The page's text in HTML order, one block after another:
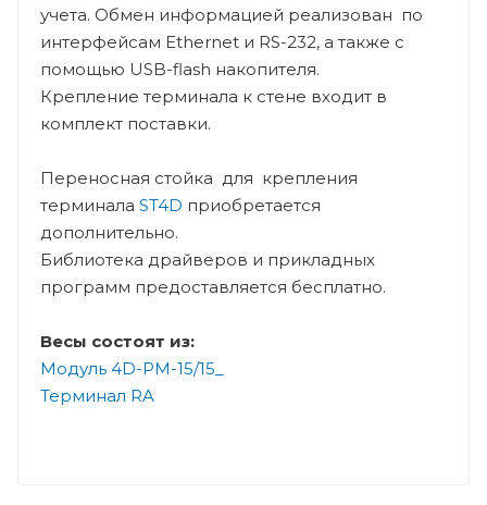
учета. Обмен информацией реализован по
интерфейсам Ethernet и RS-232, а также с
помощью USB-flash накопителя.
Крепление терминала к стене входит в
комплект поставки.
Переносная стойка для крепления
терминала ST4D приобретается
дополнительно.
Библиотека драйверов и прикладных
программ предоставляется бесплатно.
Весы состоят из:
Модуль 4D-PM-15/15_
Терминал RA